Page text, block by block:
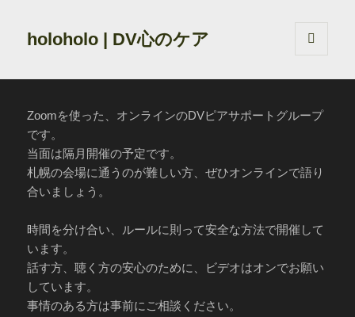
holoholo | DV心のケア
ーとウ
Zoomを使った、オンラインのDVピアサポートグループ
です。
当面は隔月開催の予定です。
札幌の会場に通うのが難しい方、ぜひオンラインで語り
合いましょう。
時間を分け合い、ルールに則って安全な方法で開催して
います。
話す方、聴く方の安心のために、ビデオはオンでお願い
しています。
事情のある方は事前にご相談ください。